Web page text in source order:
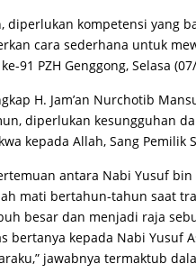
diperlukan kompetensi yang
cara sederhana untuk
91 PZH Genggong, Selasa
H. Jam’an Nurchotib
diperlukan kesungguhan
kepada Allah, Sang Pemilik
antara Nabi Yusuf bin
mati bertahun-tahun saat
besar dan menjadi raja
bertanya kepada Nabi Yusuf
jawabnya termaktub